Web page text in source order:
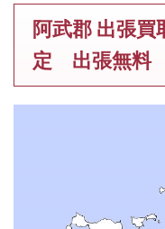
阿武郡 出張
定 出張無料